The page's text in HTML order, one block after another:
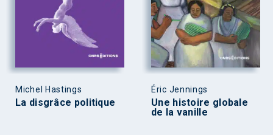
Michel Hastings
La disgrâce politique
Éric Jennings
Une histoire globale
de la vanille